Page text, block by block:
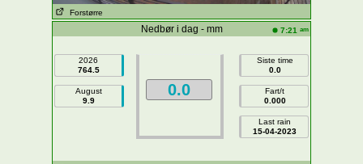
Forstørre
Nedbør i dag - mm 7:21 am
2026
764.5
August
9.9
0.0
Siste time
0.0
Fart/t
0.000
Last rain
15-04-2023